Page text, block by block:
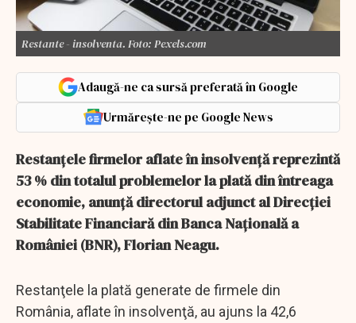
Restante - insolventa. Foto: Pexels.com
Adaugă-ne ca sursă preferată în Google
Urmărește-ne pe Google News
Restanţele firmelor aflate în insolvenţă reprezintă
53 % din totalul problemelor la plată din întreaga
economie, anunţă directorul adjunct al Direcţiei
Stabilitate Financiară din Banca Naţională a
României (BNR), Florian Neagu.
Restanţele la plată generate de firmele din
România, aflate în insolvenţă, au ajuns la 42,6